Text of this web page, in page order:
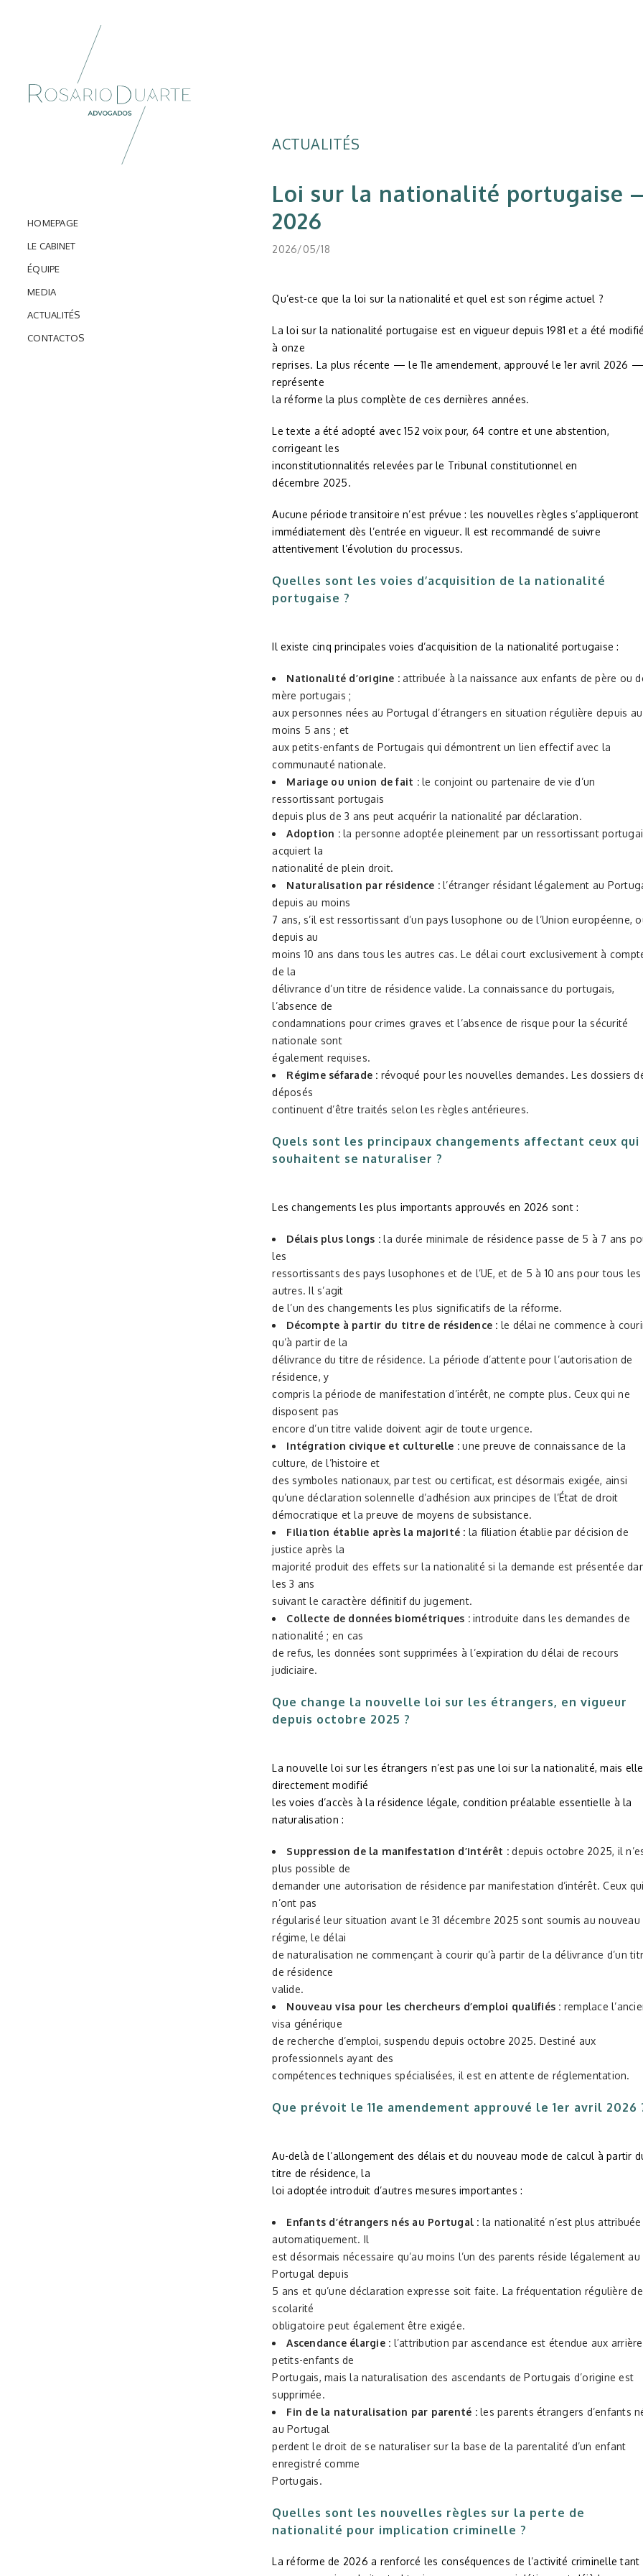
HOMEPAGE
LE CABINET
ÉQUIPE
MEDIA
ACTUALITÉS
CONTACTOS
ACTUALITÉS
Loi sur la nationalité portugaise
2026
2026/05/18
Qu’est-ce que la loi sur la nationalité et quel est son régime actuel ?
La loi sur la nationalité portugaise est en vigueur depuis 1981 et a été
à onze
reprises. La plus récente — le 11e amendement, approuvé le 1er avril 2026
représente
la réforme la plus complète de ces dernières années.
Le texte a été adopté avec 152 voix pour, 64 contre et une abstention,
corrigeant les
inconstitutionnalités relevées par le Tribunal constitutionnel en
décembre 2025.
Aucune période transitoire n’est prévue : les nouvelles règles s’appliqueront
immédiatement dès l’entrée en vigueur. Il est recommandé de suivre
attentivement l’évolution du processus.
Quelles sont les voies d’acquisition de la nationalité
portugaise ?
Il existe cinq principales voies d’acquisition de la nationalité portugaise :
Nationalité d’origine : attribuée à la naissance aux enfants de père ou
mère portugais ;
aux personnes nées au Portugal d’étrangers en situation régulière depuis au
moins 5 ans ; et
aux petits-enfants de Portugais qui démontrent un lien effectif avec la
communauté nationale.
Mariage ou union de fait :le conjoint ou partenaire de vie d’un
ressortissant portugais
depuis plus de 3 ans peut acquérir la nationalité par déclaration.
Adoption :la personne adoptée pleinement par un ressortissant
acquiert la
nationalité de plein droit.
Naturalisation par résidence :l’étranger résidant légalement au
depuis au moins
7 ans, s’il est ressortissant d’un pays lusophone ou de l’Union européenne,
depuis au
moins 10 ans dans tous les autres cas. Le délai court exclusivement à
de la
délivrance d’un titre de résidence valide. La connaissance du portugais,
l’absence de
condamnations pour crimes graves et l’absence de risque pour la sécurité
nationale sont
également requises.
Régime séfarade : révoqué pour les nouvelles demandes. Les dossiers
déposés
continuent d’être traités selon les règles antérieures.
Quels sont les principaux changements affectant ceux qui
souhaitent se naturaliser ?
Les changements les plus importants approuvés en 2026 sont :
Délais plus longs :la durée minimale de résidence passe de 5 à 7 ans
les
ressortissants des pays lusophones et de l’UE, et de 5 à 10 ans pour tous les
autres. Il s’agit
de l’un des changements les plus significatifs de la réforme.
Décompte à partir du titre de résidence : le délai ne commence à
qu’à partir de la
délivrance du titre de résidence. La période d’attente pour l’autorisation de
résidence, y
compris la période de manifestation d’intérêt, ne compte plus. Ceux qui ne
disposent pas
encore d’un titre valide doivent agir de toute urgence.
Intégration civique et culturelle : une preuve de connaissance de la
culture, de l’histoire et
des symboles nationaux, par test ou certificat, est désormais exigée, ainsi
qu’une déclaration solennelle d’adhésion aux principes de l’État de droit
démocratique et la preuve de moyens de subsistance.
Filiation établie après la majorité : la filiation établie par décision de
justice après la
majorité produit des effets sur la nationalité si la demande est présentée
les 3 ans
suivant le caractère définitif du jugement.
Collecte de données biométriques :introduite dans les demandes de
nationalité ; en cas
de refus, les données sont supprimées à l’expiration du délai de recours
judiciaire.
Que change la nouvelle loi sur les étrangers, en vigueur
depuis octobre 2025 ?
La nouvelle loi sur les étrangers n’est pas une loi sur la nationalité, mais
directement modifié
les voies d’accès à la résidence légale, condition préalable essentielle à la
naturalisation :
Suppression de la manifestation d’intérêt : depuis octobre 2025, il
plus possible de
demander une autorisation de résidence par manifestation d’intérêt. Ceux
n’ont pas
régularisé leur situation avant le 31 décembre 2025 sont soumis au nouveau
régime, le délai
de naturalisation ne commençant à courir qu’à partir de la délivrance d’un
de résidence
valide.
Nouveau visa pour les chercheurs d’emploi qualifiés : remplace
visa générique
de recherche d’emploi, suspendu depuis octobre 2025. Destiné aux
professionnels ayant des
compétences techniques spécialisées, il est en attente de réglementation.
Que prévoit le 11e amendement approuvé le 1er avril 2026
Au-delà de l’allongement des délais et du nouveau mode de calcul à partir
titre de résidence, la
loi adoptée introduit d’autres mesures importantes :
Enfants d’étrangers nés au Portugal : la nationalité n’est plus attribuée
automatiquement. Il
est désormais nécessaire qu’au moins l’un des parents réside légalement au
Portugal depuis
5 ans et qu’une déclaration expresse soit faite. La fréquentation régulière
scolarité
obligatoire peut également être exigée.
Ascendance élargie : l’attribution par ascendance est étendue aux
petits-enfants de
Portugais, mais la naturalisation des ascendants de Portugais d’origine est
supprimée.
Fin de la naturalisation par parenté :les parents étrangers d’enfants
au Portugal
perdent le droit de se naturaliser sur la base de la parentalité d’un enfant
enregistré comme
Portugais.
Quelles sont les nouvelles règles sur la perte de
nationalité pour implication criminelle ?
La réforme de 2026 a renforcé les conséquences de l’activité criminelle tant